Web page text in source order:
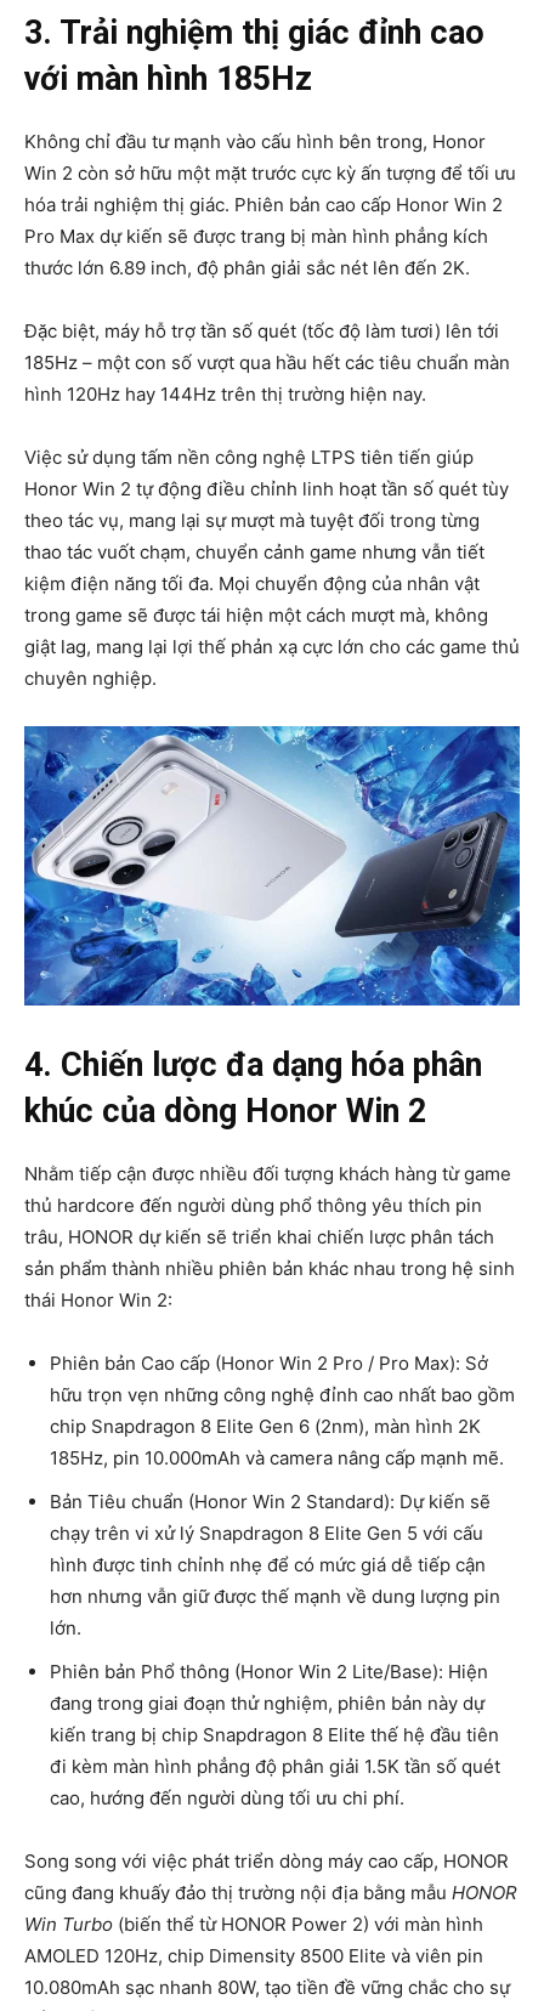
3. Trải nghiệm thị giác đỉnh cao
với màn hình 185Hz
Không chỉ đầu tư mạnh vào cấu hình bên trong, Honor
Win 2 còn sở hữu một mặt trước cực kỳ ấn tượng để tối ưu
hóa trải nghiệm thị giác. Phiên bản cao cấp Honor Win 2
Pro Max dự kiến sẽ được trang bị màn hình phẳng kích
thước lớn 6.89 inch, độ phân giải sắc nét lên đến 2K.
Đặc biệt, máy hỗ trợ tần số quét (tốc độ làm tươi) lên tới
185Hz – một con số vượt qua hầu hết các tiêu chuẩn màn
hình 120Hz hay 144Hz trên thị trường hiện nay.
Việc sử dụng tấm nền công nghệ LTPS tiên tiến giúp
Honor Win 2 tự động điều chỉnh linh hoạt tần số quét tùy
theo tác vụ, mang lại sự mượt mà tuyệt đối trong từng
thao tác vuốt chạm, chuyển cảnh game nhưng vẫn tiết
kiệm điện năng tối đa. Mọi chuyển động của nhân vật
trong game sẽ được tái hiện một cách mượt mà, không
giật lag, mang lại lợi thế phản xạ cực lớn cho các game thủ
chuyên nghiệp.
4. Chiến lược đa dạng hóa phân
khúc của dòng Honor Win 2
Nhằm tiếp cận được nhiều đối tượng khách hàng từ game
thủ hardcore đến người dùng phổ thông yêu thích pin
trâu, HONOR dự kiến sẽ triển khai chiến lược phân tách
sản phẩm thành nhiều phiên bản khác nhau trong hệ sinh
thái Honor Win 2:
Phiên bản Cao cấp (Honor Win 2 Pro / Pro Max): Sở
hữu trọn vẹn những công nghệ đỉnh cao nhất bao gồm
chip Snapdragon 8 Elite Gen 6 (2nm), màn hình 2K
185Hz, pin 10.000mAh và camera nâng cấp mạnh mẽ.
Bản Tiêu chuẩn (Honor Win 2 Standard): Dự kiến sẽ
chạy trên vi xử lý Snapdragon 8 Elite Gen 5 với cấu
hình được tinh chỉnh nhẹ để có mức giá dễ tiếp cận
hơn nhưng vẫn giữ được thế mạnh về dung lượng pin
lớn.
Phiên bản Phổ thông (Honor Win 2 Lite/Base): Hiện
đang trong giai đoạn thử nghiệm, phiên bản này dự
kiến trang bị chip Snapdragon 8 Elite thế hệ đầu tiên
đi kèm màn hình phẳng độ phân giải 1.5K tần số quét
cao, hướng đến người dùng tối ưu chi phí.
Song song với việc phát triển dòng máy cao cấp, HONOR
cũng đang khuấy đảo thị trường nội địa bằng mẫu HONOR
Win Turbo (biến thể từ HONOR Power 2) với màn hình
AMOLED 120Hz, chip Dimensity 8500 Elite và viên pin
10.080mAh sạc nhanh 80W, tạo tiền đề vững chắc cho sự